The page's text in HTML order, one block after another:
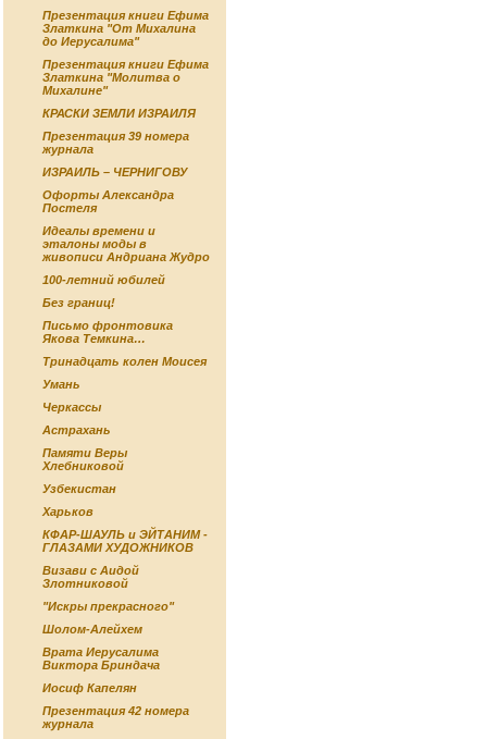
Презентация книги Ефима
Златкина "От Михалина
до Иерусалима"
Презентация книги Ефима
Златкина "Молитва о
Михалине"
КРАСКИ ЗЕМЛИ ИЗРАИЛЯ
Презентация 39 номера
журнала
ИЗРАИЛЬ – ЧЕРНИГОВУ
Офорты Александра
Постеля
Идеалы времени и
эталоны моды в
живописи Андриана Жудро
100-летний юбилей
Без границ!
Письмо фронтовика
Якова Темкина…
Тринадцать колен Моисея
Умань
Черкассы
Астрахань
Памяти Веры
Хлебниковой
Узбекистан
Харьков
КФАР-ШАУЛЬ и ЭЙТАНИМ -
ГЛАЗАМИ ХУДОЖНИКОВ
Визави с Аидой
Злотниковой
"Искры прекрасного"
Шолом-Алейхем
Врата Иерусалима
Виктора Бриндача
Иосиф Капелян
Презентация 42 номера
журнала